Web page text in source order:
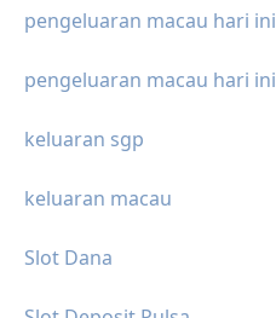
pengeluaran macau hari ini
pengeluaran macau hari ini
keluaran sgp
keluaran macau
Slot Dana